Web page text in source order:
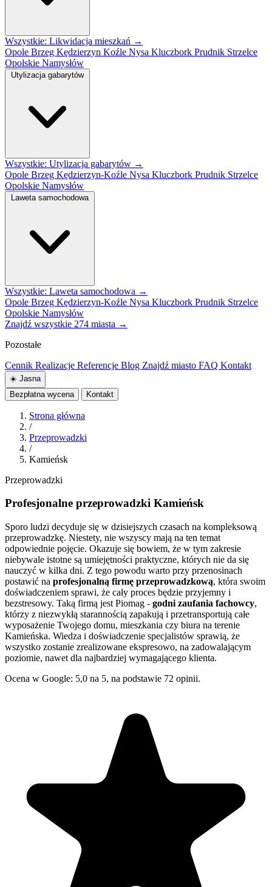
Wszystkie: Likwidacja mieszkań →
Opole Brzeg Kędzierzyn Koźle Nysa Kluczbork Prudnik Strzelce
Opolskie Namysłów
Utylizacja gabarytów
Wszystkie: Utylizacja gabarytów →
Opole Brzeg Kędzierzyn-Koźle Nysa Kluczbork Prudnik Strzelce
Opolskie Namysłów
Laweta samochodowa
Wszystkie: Laweta samochodowa →
Opole Brzeg Kędzierzyn-Koźle Nysa Kluczbork Prudnik Strzelce
Opolskie Namysłów
Znajdź wszystkie 274 miasta →
Pozostałe
Cennik Realizacje Referencje Blog Znajdź miasto FAQ Kontakt
☀️ Jasna
Bezpłatna wycena
Kontakt
Strona główna
/
Przeprowadzki
/
Kamieńsk
Przeprowadzki
Profesjonalne przeprowadzki Kamieńsk
Sporo ludzi decyduje się w dzisiejszych czasach na kompleksową
przeprowadzkę. Niestety, nie wszyscy mają na ten temat
odpowiednie pojęcie. Okazuje się bowiem, że w tym zakresie
niebywale istotne są umiejętności praktyczne, których nie da się
nauczyć w kilka dni. Z tego powodu warto przy przenosinach
postawić na profesjonalną firmę przeprowadzkową, która swoim
doświadczeniem sprawi, że cały proces będzie przyjemny i
bezstresowy. Taką firmą jest Piomag - godni zaufania fachowcy,
którzy z niezwykłą starannością zapakują i przetransportują całe
wyposażenie Twojego domu, mieszkania czy biura na terenie
Kamieńska. Wiedza i doświadczenie specjalistów sprawią, że
wszystko zostanie zrealizowane ekspresowo, na zadowalającym
poziomie, nawet dla najbardziej wymagającego klienta.
Ocena w Google: 5,0 na 5, na podstawie 72 opinii.